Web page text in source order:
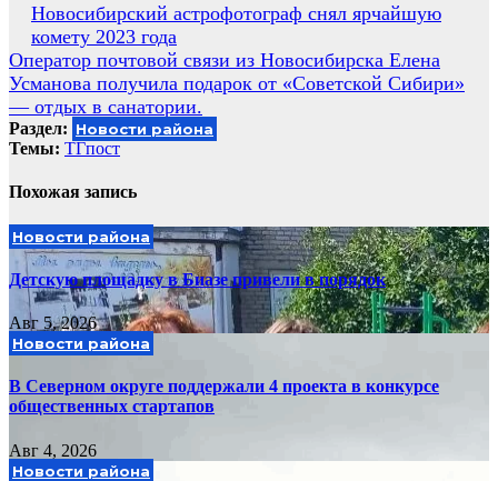
Навигация
по
записям
Новосибирский астрофотограф снял ярчайшую
комету 2023 года
Оператор почтовой связи из Новосибирска Елена
Усманова получила подарок от «Советской Сибири»
— отдых в санатории.
Раздел: Новости района
Темы: ТГпост
Похожая запись
Новости района
Детскую площадку в Биазе привели в порядок
Авг 5, 2026
Новости района
В Северном округе поддержали 4 проекта в конкурсе
общественных стартапов
Авг 4, 2026
Новости района